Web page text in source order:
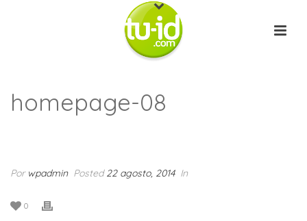
homepage-08
Por wpadmin Posted22 agosto, 2014 In
0